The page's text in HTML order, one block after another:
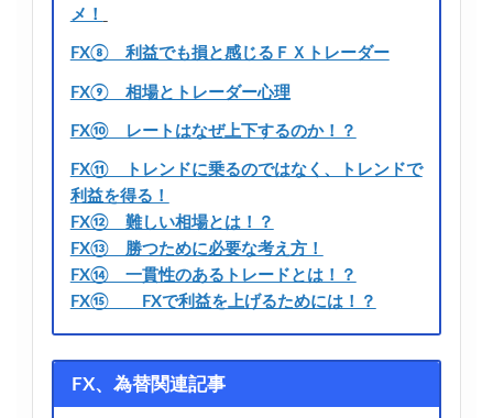
メ！
FX⑧ 利益でも損と感じるＦＸトレーダー
FX⑨ 相場とトレーダー心理
FX⑩ レートはなぜ上下するのか！？
FX⑪ トレンドに乗るのではなく、トレンドで
利益を得る！
FX⑫ 難しい相場とは！？
FX⑬ 勝つために必要な考え方！
FX⑭ 一貫性のあるトレードとは！？
FX⑮ FXで利益を上げるためには！？
FX、為替関連記事